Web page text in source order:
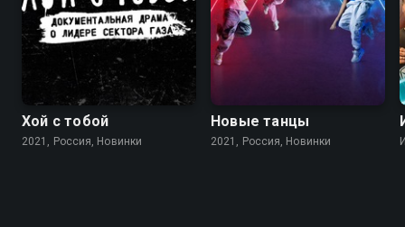
Хой с тобой
2021, Россия, Новинки
Новые танцы
2021, Россия, Новинки